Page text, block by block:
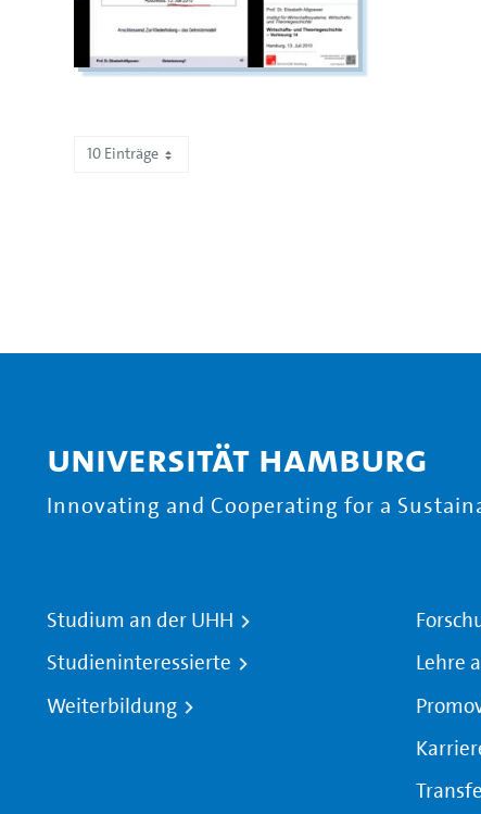
10 Einträge
Universität Hamburg
Innovating and Cooperating for a
Studium an der UHH
Studieninteressierte
Weiterbildung
Lehre